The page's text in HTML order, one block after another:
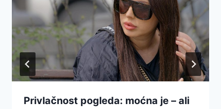
Privlačnost pogleda: moćna je – ali